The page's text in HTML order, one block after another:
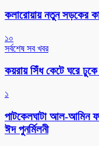
কলারোয়ায় নতুন সড়কের
১০
সর্বশেষ সব খবর
কয়রায় সিঁধ কেটে ঘরে
১
পাটকেলঘাটা আল-আমিন
ঈদ পুনর্মিলনী